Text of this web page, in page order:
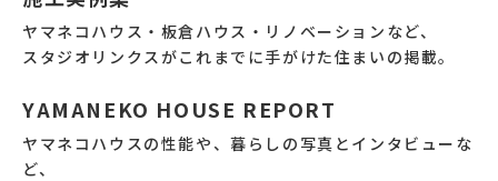
ヤマネコハウス・板倉ハウス・リノベーションなど、
スタジオリンクスがこれまでに手がけた住まいの掲載。
YAMANEKO HOUSE REPORT
ヤマネコハウスの性能や、暮らしの写真とインタビューな
ど、